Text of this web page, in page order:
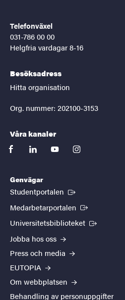
Telefonväxel
031-786 00 00
Helgfria vardagar 8-16
Besöksadress
Hitta organisation
Org. nummer: 202100-3153
Våra kanaler
facebooklinkedinyoutubeinstagram
Genvägar
Studentportalen (Extern länk)
Medarbetarportalen (Extern länk)
Universitetsbiblioteket (Extern länk)
Jobba hos oss
Press och media
EUTOPIA
Om webbplatsen
Behandling av personuppgifter